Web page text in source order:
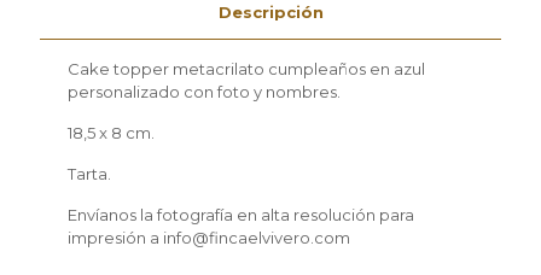
Descripción
Cake topper metacrilato cumpleaños en azul
personalizado con foto y nombres.
18,5 x 8 cm.
Tarta.
Envíanos la fotografía en alta resolución para
impresión a info@fincaelvivero.com